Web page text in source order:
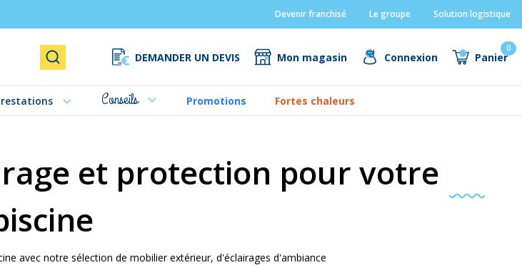
Devenir franchisé Le groupe Solution logistique
Rechercher DEMANDER UN DEVIS Mon magasin Connexion Panier
0
Conseils Promotions Fortes chaleurs
et protection pour votre
avec notre sélection de mobilier extérieur, d'éclairages d'ambiance